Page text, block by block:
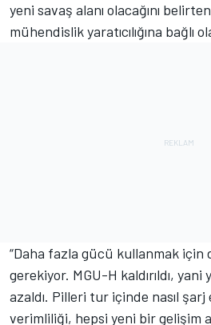
yeni savaş alanı olacağını
mühendislik yaratıcılığına bağlı
“Daha fazla gücü kullanmak için
gerekiyor. MGU-H kaldırıldı,
azaldı. Pilleri tur içinde nasıl
verimliliği, hepsi yeni bir gelişim